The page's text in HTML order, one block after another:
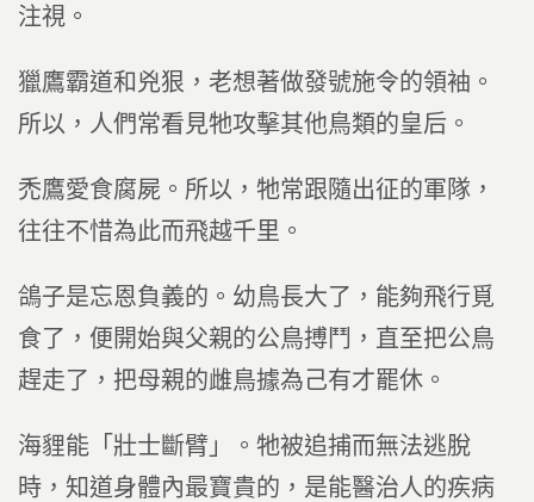
注視。
獵鷹霸道和兇狠，老想著做發號施令的領袖。
所以，人們常看見牠攻擊其他鳥類的皇后。
禿鷹愛食腐屍。所以，牠常跟隨出征的軍隊，
往往不惜為此而飛越千里。
鴿子是忘恩負義的。幼鳥長大了，能夠飛行覓
食了，便開始與父親的公鳥搏鬥，直至把公鳥
趕走了，把母親的雌鳥據為己有才罷休。
海貍能「壯士斷臂」。牠被追捕而無法逃脫
時，知道身體內最寶貴的，是能醫治人的疾病